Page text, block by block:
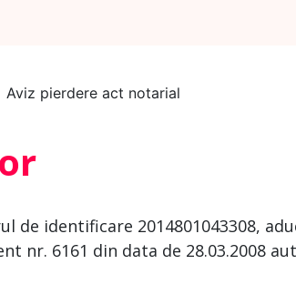
Aviz pierdere act notarial
de identificare 2014801043308,
nr. 6161 din data de 28.03.2008